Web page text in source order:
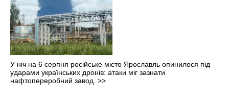
У ніч на 6 серпня російське місто Ярославль опинилося під
ударами українських дронів: атаки міг зазнати
нафтопереробний завод. >>